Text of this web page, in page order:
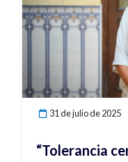
31 de julio de 2025
“Tolerancia